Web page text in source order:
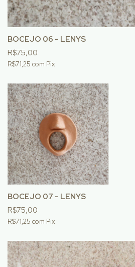
BOCEJO 06 - LENYS
R$75,00
R$71,25 com Pix
BOCEJO 07 - LENYS
R$75,00
R$71,25 com Pix